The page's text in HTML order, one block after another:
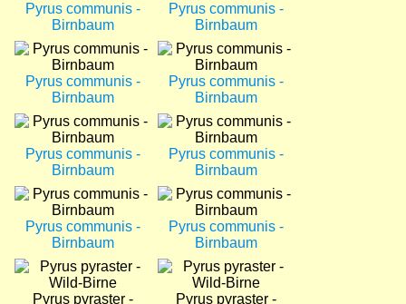
Pyrus communis -
Birnbaum
Pyrus communis -
Birnbaum
Bild
Pyrus communis -
Birnbaum
Bild
Pyrus communis -
Birnbaum
Bild
Pyrus communis -
Birnbaum
Bild
Pyrus communis -
Birnbaum
Bild
Pyrus communis -
Birnbaum
Bild
Pyrus communis -
Birnbaum
Bild
Pyrus pyraster -
Bild
Pyrus pyraster -